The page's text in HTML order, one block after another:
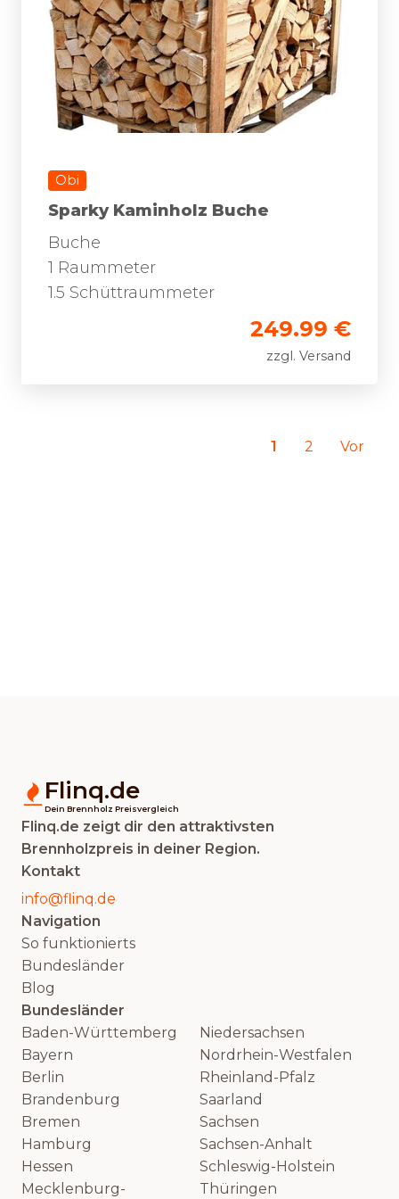
Obi
Sparky Kaminholz Buche
Buche
1 Raummeter
1.5 Schüttraummeter
249.99 €
zzgl. Versand
1 2 Vor
Flinq.de
Dein Brennholz Preisvergleich
Flinq.de zeigt dir den attraktivsten
Brennholzpreis in deiner Region.
Kontakt
info@flinq.de
Navigation
So funktionierts
Bundesländer
Blog
Bundesländer
Baden-Württemberg
Bayern
Berlin
Brandenburg
Bremen
Hamburg
Hessen
Mecklenburg-
Niedersachsen
Nordrhein-Westfalen
Rheinland-Pfalz
Saarland
Sachsen
Sachsen-Anhalt
Schleswig-Holstein
Thüringen